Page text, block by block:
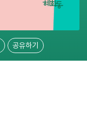
공유하기